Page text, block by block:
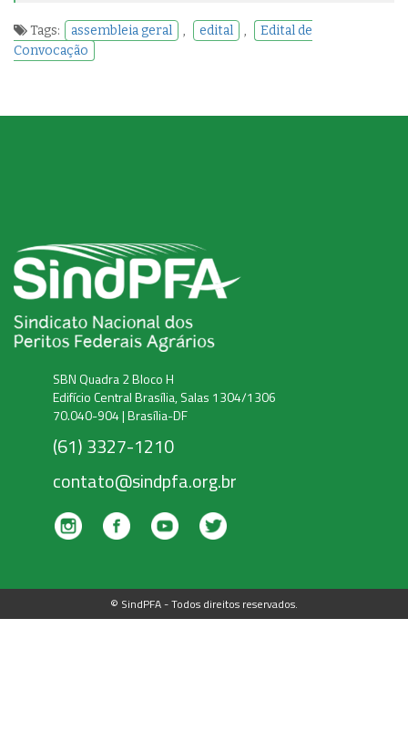
Tags: assembleia geral , edital ,
Edital de
Convocação
SBN Quadra 2 Bloco H
Edifício Central Brasília, Salas 1304/1306
70.040-904 | Brasília-DF
(61) 3327-1210
contato@sindpfa.org.br
© SindPFA - Todos direitos reservados.